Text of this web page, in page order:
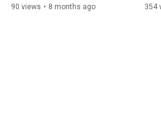
てご説明します！
90 views • 8 months ago
ま
354